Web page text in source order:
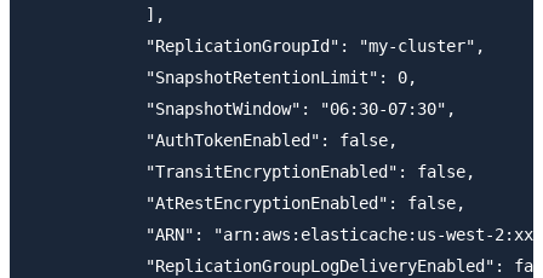
            ],
            "ReplicationGroupId": "my-cluster",
            "SnapshotRetentionLimit": 0,
            "SnapshotWindow": "06:30-07:30",
            "AuthTokenEnabled": false,
            "TransitEncryptionEnabled": false,
            "AtRestEncryptionEnabled": false,
"ARN": "arn:aws:elasticache:us-west-
"ReplicationGroupLogDeliveryEnabled":